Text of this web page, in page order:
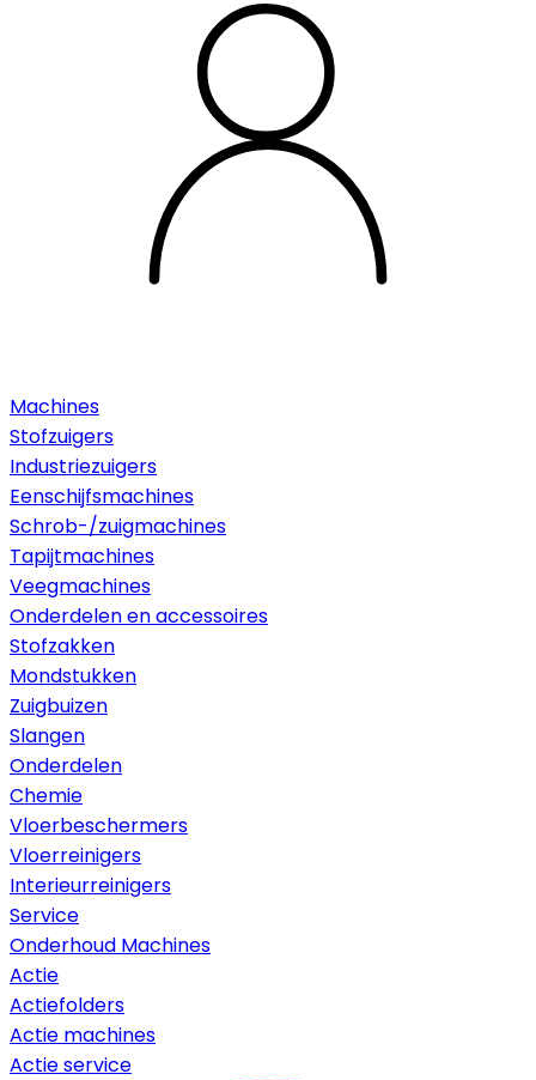
Machines
Stofzuigers
Industriezuigers
Eenschijfsmachines
Schrob-/zuigmachines
Tapijtmachines
Veegmachines
Onderdelen en accessoires
Stofzakken
Mondstukken
Zuigbuizen
Slangen
Onderdelen
Chemie
Vloerbeschermers
Vloerreinigers
Interieurreinigers
Service
Onderhoud Machines
Actie
Actiefolders
Actie machines
Actie service